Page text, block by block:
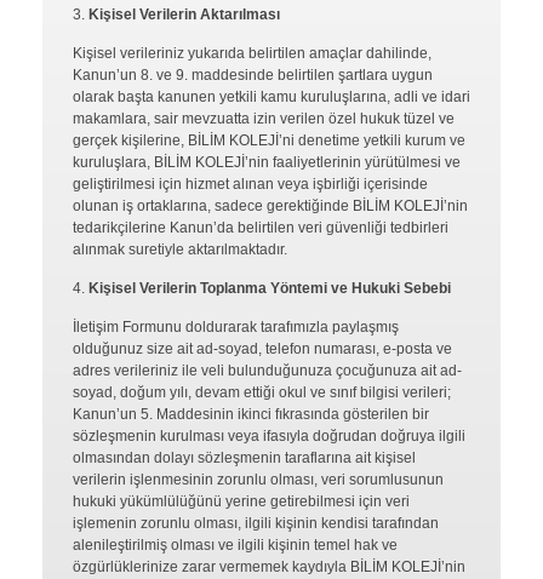
Kişisel Verilerin Aktarılması
Kişisel verileriniz yukarıda belirtilen amaçlar dahilinde,
Kanun’un 8. ve 9. maddesinde belirtilen şartlara uygun
olarak başta kanunen yetkili kamu kuruluşlarına, adli ve idari
makamlara, sair mevzuatta izin verilen özel hukuk tüzel ve
gerçek kişilerine, BİLİM KOLEJİ’ni denetime yetkili kurum ve
kuruluşlara, BİLİM KOLEJİ’nin faaliyetlerinin yürütülmesi ve
geliştirilmesi için hizmet alınan veya işbirliği içerisinde
olunan iş ortaklarına, sadece gerektiğinde BİLİM KOLEJİ’nin
tedarikçilerine Kanun’da belirtilen veri güvenliği tedbirleri
alınmak suretiyle aktarılmaktadır.
Kişisel Verilerin Toplanma Yöntemi ve Hukuki Sebebi
İletişim Formunu doldurarak tarafımızla paylaşmış
olduğunuz size ait ad-soyad, telefon numarası, e-posta ve
adres verileriniz ile veli bulunduğunuza çocuğunuza ait ad-
soyad, doğum yılı, devam ettiği okul ve sınıf bilgisi verileri;
Kanun’un 5. Maddesinin ikinci fıkrasında gösterilen bir
sözleşmenin kurulması veya ifasıyla doğrudan doğruya ilgili
olmasından dolayı sözleşmenin taraflarına ait kişisel
verilerin işlenmesinin zorunlu olması, veri sorumlusunun
hukuki yükümlülüğünü yerine getirebilmesi için veri
işlemenin zorunlu olması, ilgili kişinin kendisi tarafından
alenileştirilmiş olması ve ilgili kişinin temel hak ve
özgürlüklerinize zarar vermemek kaydıyla BİLİM KOLEJİ’nin